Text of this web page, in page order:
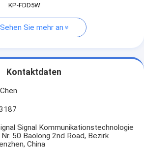
KP-FDD5W
Sehen Sie mehr an
Kontaktdaten
Signal Kommunikationstechnologie
50 Baolong 2nd Road, Bezirk
China